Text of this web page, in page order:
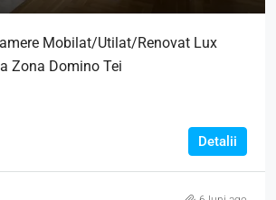
Mobilat/Utilat/Renovat Lux
Zona Domino Tei
Detalii